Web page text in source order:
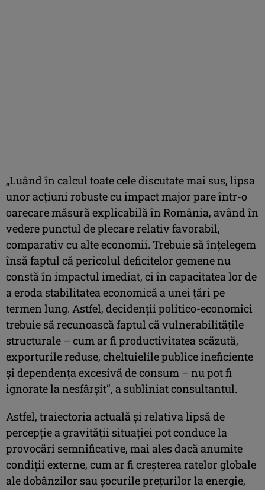
„Luând în calcul toate cele discutate mai sus, lipsa
unor acţiuni robuste cu impact major pare într-o
oarecare măsură explicabilă în România, având în
vedere punctul de plecare relativ favorabil,
comparativ cu alte economii. Trebuie să înţelegem
însă faptul că pericolul deficitelor gemene nu
constă în impactul imediat, ci în capacitatea lor de
a eroda stabilitatea economică a unei ţări pe
termen lung. Astfel, decidenţii politico-economici
trebuie să recunoască faptul că vulnerabilităţile
structurale – cum ar fi productivitatea scăzută,
exporturile reduse, cheltuielile publice ineficiente
şi dependenţa excesivă de consum – nu pot fi
ignorate la nesfârşit”, a subliniat consultantul.
Astfel, traiectoria actuală şi relativa lipsă de
percepţie a gravităţii situaţiei pot conduce la
provocări semnificative, mai ales dacă anumite
condiţii externe, cum ar fi creşterea ratelor globale
ale dobânzilor sau şocurile preţurilor la energie,